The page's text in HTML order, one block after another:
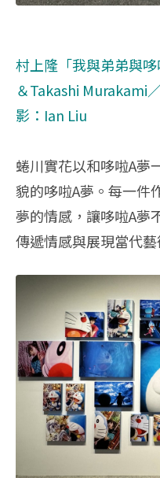
村上隆 「我與弟弟與
＆Takashi Murakami
影：Ian Liu
蜷川實花以和哆啦A夢
貌的哆啦A夢。每一件
夢的情感，讓哆啦A夢
傳遞情感與展現當代藝